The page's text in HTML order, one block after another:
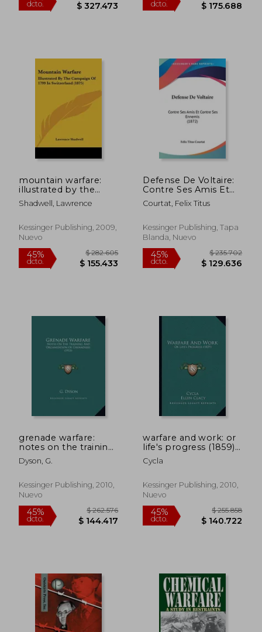
dcto. $ 208.938 dcto. $
45%
dcto.
45%
dcto.
45% 45%
mountain warfare:
illustrated by the
campaign of 1799 in
switzerland (1875) (en
Shadwell, Lawrence
Kessinger Publishing, 2009,
Nuevo
Defense De Voltaire:
Contre Ses Amis Et
Contre Ses Ennemis
(1872) (en Francés)
Courtat, Felix Titus
Kessinger Publishing, Tapa
Blanda, Nuevo
grenade warfare:
notes on the training
and organization of
grenadiers (1915) (en
Dyson, G.
Kessinger Publishing, 2010,
Nuevo
warfare and work: or
life's progress (1859)
or life's progress
(1859) (en Inglés)
Cycla
Kessinger Publishing, 2010,
Nuevo